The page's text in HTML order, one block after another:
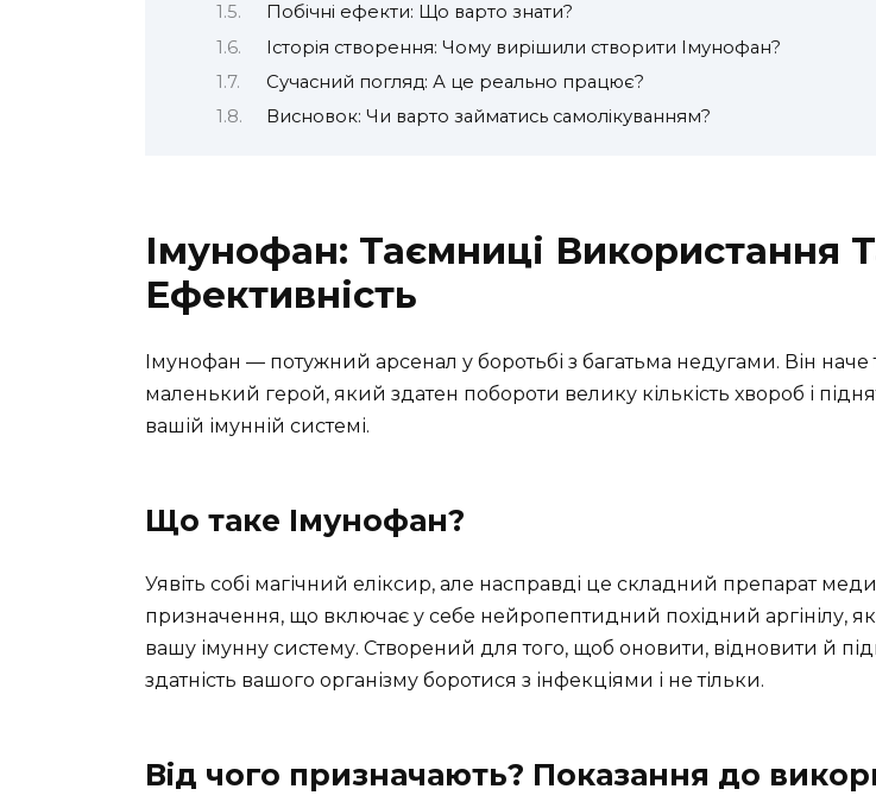
Побічні ефекти: Що варто знати?
Історія створення: Чому вирішили створити Імунофан?
Сучасний погляд: А це реально працює?
Висновок: Чи варто займатись самолікуванням?
Імунофан: Таємниці Використання
Ефективність
Імунофан — потужний арсенал у боротьбі з багатьма недугами. Він наче
маленький герой, який здатен побороти велику кількість хвороб і
вашій імунній системі.
Що таке Імунофан?
Уявіть собі магічний еліксир, але насправді це складний препарат
призначення, що включає у себе нейропептидний похідний аргінілу,
вашу імунну систему. Створений для того, щоб оновити, відновити й
здатність вашого організму боротися з інфекціями і не тільки.
Від чого призначають? Показання до